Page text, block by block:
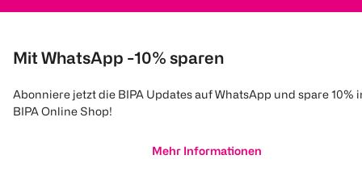
Mit WhatsApp -10% sparen
Abonniere jetzt die BIPA Updates auf WhatsApp und spare 10%
BIPA Online Shop!
Mehr Informationen